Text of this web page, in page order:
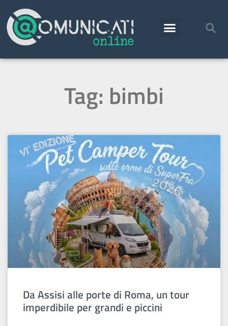
Tag: bimbi
Da Assisi alle porte di Roma, un tour
imperdibile per grandi e piccini